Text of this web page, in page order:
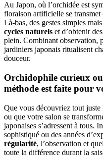
Au Japon, où l’orchidée est
floraison artificielle se transmet
Là-bas, des gestes simples
cycles naturels et d’obtenir
plein. Combinant observation,
jardiniers japonais ritualisent
douceur.
Orchidophile curieux
méthode est faite pour
Que vous découvriez tout
ou que votre salon se
japonaises s’adressent à tous.
sophistiqué ou des années
régularité, l’observation et
toute la différence durant la